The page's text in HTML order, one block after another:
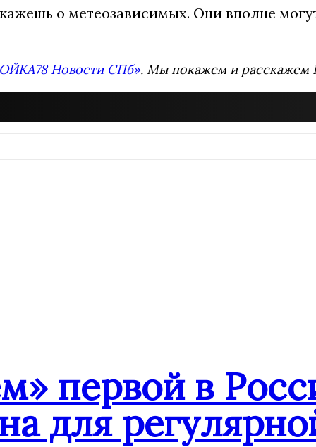
о метеозависимых. Они вполне
Новости СПб». Мы покажем и расскажем
первой в
для